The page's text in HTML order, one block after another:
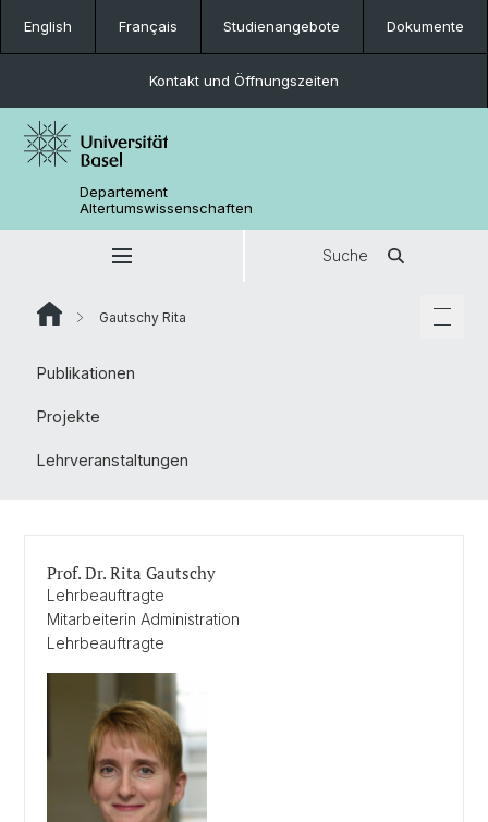
English Français Studienangebote Dokumente
Kontakt und Öffnungszeiten
Departement
Altertumswissenschaften
Suche
Gautschy Rita
Publikationen
Projekte
Lehrveranstaltungen
Prof. Dr. Rita Gautschy
Lehrbeauftragte
Mitarbeiterin Administration
Lehrbeauftragte